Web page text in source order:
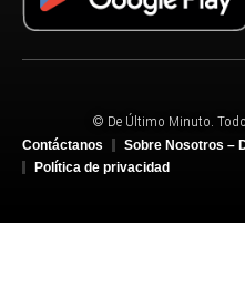
© De Último Minuto.
Contáctanos
Sobre Nosotros –
Política de privacidad